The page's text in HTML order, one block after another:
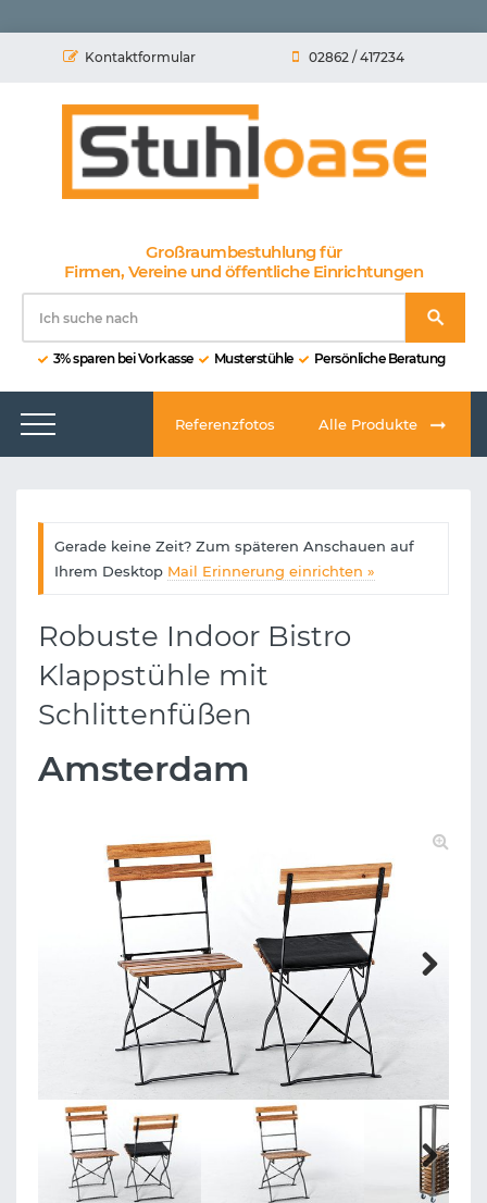
Kontaktformular 02862 / 417234
Großraumbestuhlung für
Firmen, Vereine und öffentliche Einrichtungen
3% sparen bei Vorkasse Musterstühle Persönliche Beratung
Referenzfotos Alle Produkte
Gerade keine Zeit? Zum späteren Anschauen auf
Ihrem Desktop Mail Erinnerung einrichten »
Robuste Indoor Bistro
Klappstühle mit
Schlittenfüßen
Amsterdam
Next